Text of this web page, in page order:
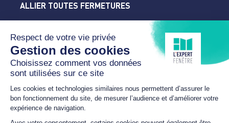
ALLIER TOUTES FERMETURES
Allier
Rue du Parc de la Mothe
03400 YZEURE
lexpertfenetre-atf@orange.fr